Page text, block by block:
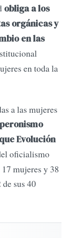
obliga a los
orgánicas y
en las
en toda la
a las mujeres
Evolución
oficialismo
mujeres y 38
sus 40